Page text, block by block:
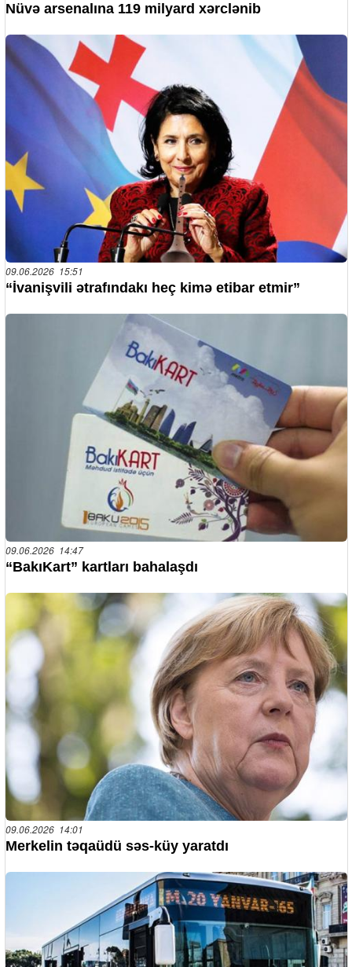
Nüvə arsenalına 119 milyard xərclənib
09.06.2026 15:51
“İvanişvili ətrafındakı heç kimə etibar etmir”
09.06.2026 14:47
“BakıKart” kartları bahalaşdı
09.06.2026 14:01
Merkelin təqaüdü səs-küy yaratdı